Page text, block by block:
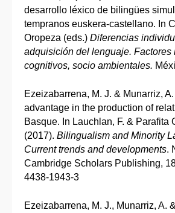
desarrollo léxico de bilingües
tempranos euskera-castellano. In
Oropeza (eds.) Diferencias
adquisición del lenguaje. Factores
cognitivos, socio ambientales.
Ezeizabarrena, M. J. & Munarriz,
advantage in the production of
Basque. In Lauchlan, F. & Parafita
(2017). Bilingualism and Minority
Current trends and developments.
Cambridge Scholars Publishing,
4438-1943-3
Ezeizabarrena, M. J., Munarriz, A.